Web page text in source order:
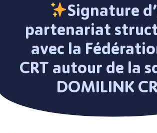
Signature
partenariat
avec la
CRT autour de la
DOMILINK